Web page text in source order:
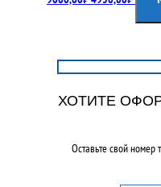
ХОТИТЕ
Оставьте свой